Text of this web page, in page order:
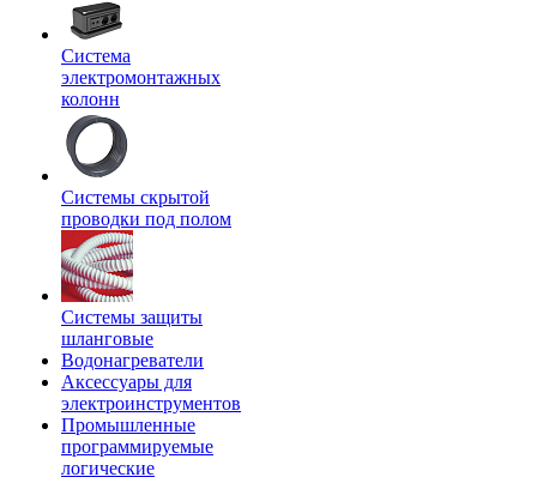
Система
электромонтажных
колонн
Системы скрытой
проводки под полом
Системы защиты
шланговые
Водонагреватели
Аксессуары для
электроинструментов
Промышленные
программируемые
логические